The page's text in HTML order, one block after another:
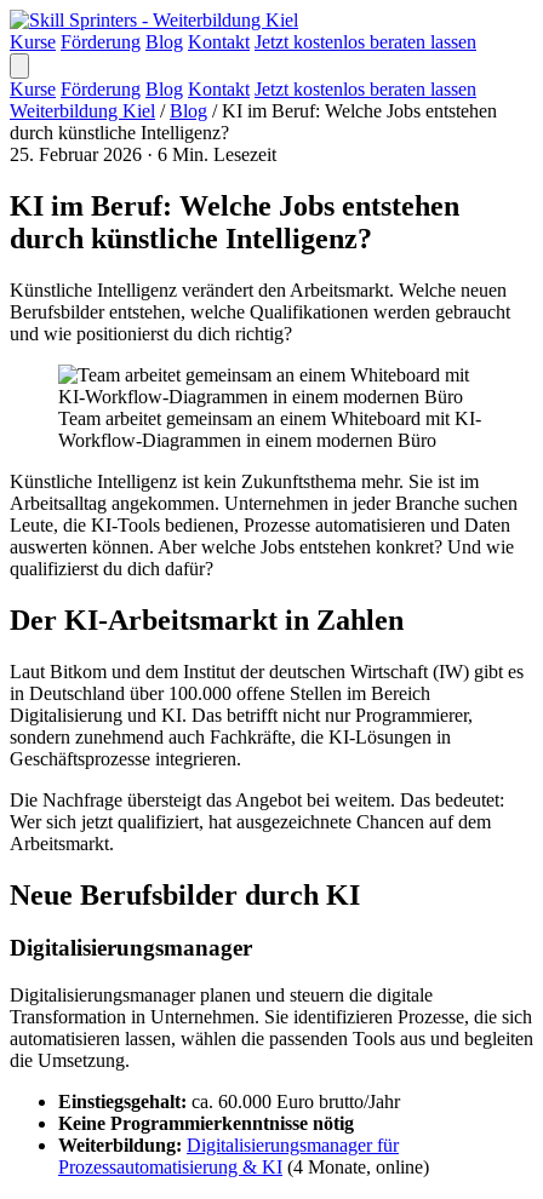
Kurse Förderung Blog Kontakt Jetzt kostenlos beraten lassen
Kurse Förderung Blog Kontakt Jetzt kostenlos beraten lassen
Weiterbildung Kiel / Blog / KI im Beruf: Welche Jobs entstehen
durch künstliche Intelligenz?
25. Februar 2026 · 6 Min. Lesezeit
KI im Beruf: Welche Jobs entstehen
durch künstliche Intelligenz?
Künstliche Intelligenz verändert den Arbeitsmarkt. Welche neuen
Berufsbilder entstehen, welche Qualifikationen werden gebraucht
und wie positionierst du dich richtig?
Team arbeitet gemeinsam an einem Whiteboard mit KI-
Workflow-Diagrammen in einem modernen Büro
Künstliche Intelligenz ist kein Zukunftsthema mehr. Sie ist im
Arbeitsalltag angekommen. Unternehmen in jeder Branche suchen
Leute, die KI-Tools bedienen, Prozesse automatisieren und Daten
auswerten können. Aber welche Jobs entstehen konkret? Und wie
qualifizierst du dich dafür?
Der KI-Arbeitsmarkt in Zahlen
Laut Bitkom und dem Institut der deutschen Wirtschaft (IW) gibt es
in Deutschland über 100.000 offene Stellen im Bereich
Digitalisierung und KI. Das betrifft nicht nur Programmierer,
sondern zunehmend auch Fachkräfte, die KI-Lösungen in
Geschäftsprozesse integrieren.
Die Nachfrage übersteigt das Angebot bei weitem. Das bedeutet:
Wer sich jetzt qualifiziert, hat ausgezeichnete Chancen auf dem
Arbeitsmarkt.
Neue Berufsbilder durch KI
Digitalisierungsmanager
Digitalisierungsmanager planen und steuern die digitale
Transformation in Unternehmen. Sie identifizieren Prozesse, die sich
automatisieren lassen, wählen die passenden Tools aus und begleiten
die Umsetzung.
Einstiegsgehalt: ca. 60.000 Euro brutto/Jahr
Keine Programmierkenntnisse nötig
Weiterbildung: Digitalisierungsmanager für
Prozessautomatisierung & KI (4 Monate, online)